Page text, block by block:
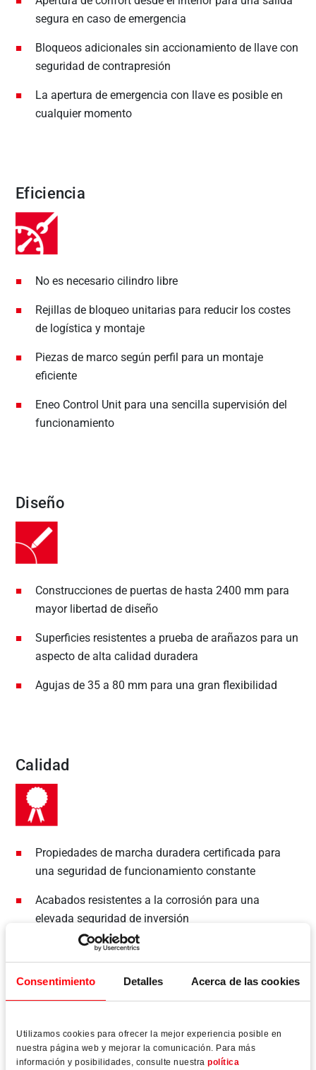
Consentimiento Detalles Acerca de las cookies
Utilizamos cookies para ofrecer la mejor experiencia posible en
nuestra página web y mejorar la comunicación. Para más
información y posibilidades, consulte nuestra política
segura en caso de emergencia
Bloqueos adicionales sin accionamiento de llave con
seguridad de contrapresión
La apertura de emergencia con llave es posible en
cualquier momento
Eficiencia
No es necesario cilindro libre
Rejillas de bloqueo unitarias para reducir los costes
de logística y montaje
Piezas de marco según perfil para un montaje
eficiente
Eneo Control Unit para una sencilla supervisión del
funcionamiento
Diseño
Construcciones de puertas de hasta 2400 mm para
mayor libertad de diseño
Superficies resistentes a prueba de arañazos para un
aspecto de alta calidad duradera
Agujas de 35 a 80 mm para una gran flexibilidad
Calidad
Propiedades de marcha duradera certificada para
una seguridad de funcionamiento constante
Acabados resistentes a la corrosión para una
elevada seguridad de inversión